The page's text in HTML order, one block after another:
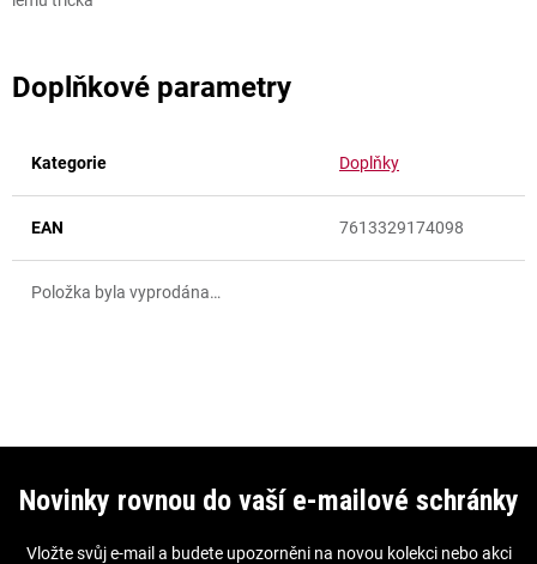
Doplňkové parametry
Kategorie Doplňky
EAN 7613329174098
Položka byla vyprodána…
Novinky rovnou do vaší e-mailové schránky
Vložte svůj e-mail a budete upozorněni na novou kolekci nebo akci